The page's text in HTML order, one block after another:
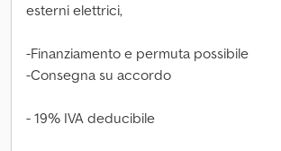
esterni elettrici,
-Finanziamento e permuta possibile
-Consegna su accordo
- 19% IVA deducibile